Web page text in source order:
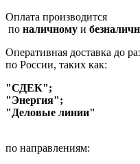
Оплата производится
по наличному и
Оперативная доставка до
по России, таких как:
"СДЕК";
"Энергия";
"Деловые линии"
по направлениям: